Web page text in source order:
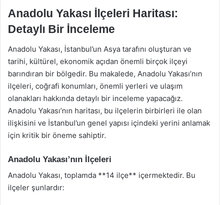
Anadolu Yakası İlçeleri Haritası:
Detaylı Bir İnceleme
Anadolu Yakası, İstanbul’un Asya tarafını oluşturan ve
tarihi, kültürel, ekonomik açıdan önemli birçok ilçeyi
barındıran bir bölgedir. Bu makalede, Anadolu Yakası’nın
ilçeleri, coğrafi konumları, önemli yerleri ve ulaşım
olanakları hakkında detaylı bir inceleme yapacağız.
Anadolu Yakası’nın haritası, bu ilçelerin birbirleri ile olan
ilişkisini ve İstanbul’un genel yapısı içindeki yerini anlamak
için kritik bir öneme sahiptir.
Anadolu Yakası’nın İlçeleri
Anadolu Yakası, toplamda **14 ilçe** içermektedir. Bu
ilçeler şunlardır: